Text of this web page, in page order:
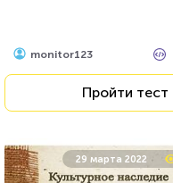
monitor123
Пройти тест
29 марта 2022